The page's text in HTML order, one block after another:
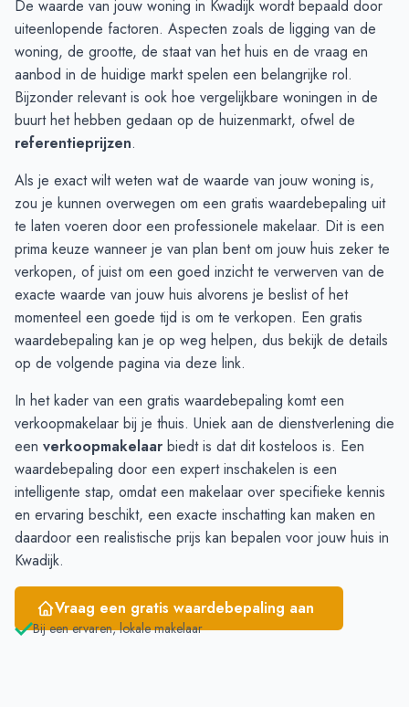
September € 280.000 € 588.125
Oktober
€ 325.000
€ 381.049
November
€ 325.000
€ 381.049
December
€ 362.500
€ 398.024
Januari
€ 808.333 € 415.000
Februari
€ 699.166
April
€ 540.900 € 591.795
Mei
€ 669.875 € 635.012
Juni
€ 629.916 € 800.000
De waarde van jouw woning in Kwadijk wordt bepaald door
uiteenlopende factoren. Aspecten zoals de ligging van de
woning, de grootte, de staat van het huis en de vraag en
aanbod in de huidige markt spelen een belangrijke rol.
Bijzonder relevant is ook hoe vergelijkbare woningen in de
buurt het hebben gedaan op de huizenmarkt, ofwel de
referentieprijzen.
Als je exact wilt weten wat de waarde van jouw woning is,
zou je kunnen overwegen om een gratis waardebepaling uit
te laten voeren door een professionele makelaar. Dit is een
prima keuze wanneer je van plan bent om jouw huis zeker te
verkopen, of juist om een goed inzicht te verwerven van de
exacte waarde van jouw huis alvorens je beslist of het
momenteel een goede tijd is om te verkopen. Een gratis
waardebepaling kan je op weg helpen, dus bekijk de details
op de volgende pagina via deze link.
In het kader van een gratis waardebepaling komt een
verkoopmakelaar bij je thuis. Uniek aan de dienstverlening die
een verkoopmakelaar biedt is dat dit kosteloos is. Een
waardebepaling door een expert inschakelen is een
intelligente stap, omdat een makelaar over specifieke kennis
en ervaring beschikt, een exacte inschatting kan maken en
daardoor een realistische prijs kan bepalen voor jouw huis in
Kwadijk.
Vraag een gratis waardebepaling aan
Bij een ervaren, lokale makelaar